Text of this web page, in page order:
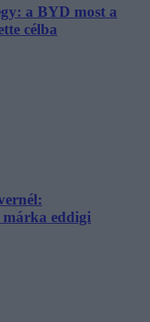
a BYD most a
célba
eddigi